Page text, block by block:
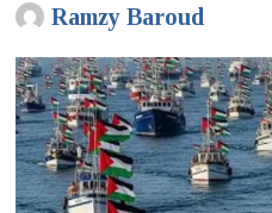
Ramzy Baroud